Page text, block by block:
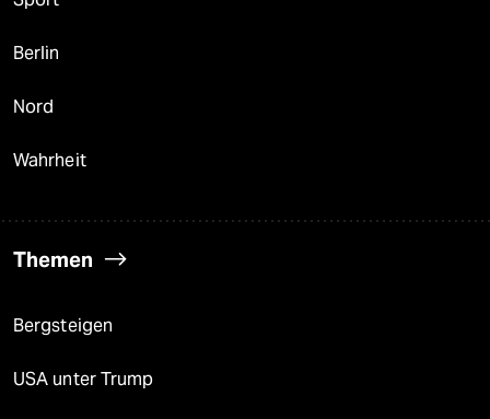
Berlin
Nord
Wahrheit
Themen
Bergsteigen
USA unter Trump